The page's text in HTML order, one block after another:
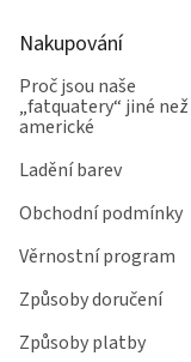
Nakupování
Proč jsou naše
„fatquatery“ jiné
americké
Ladění barev
Obchodní podmínky
Věrnostní program
Způsoby doručení
Způsoby platby